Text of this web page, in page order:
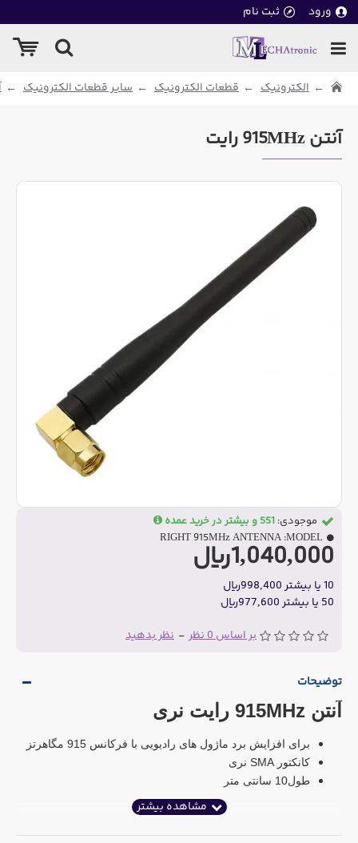
ورود ثبت نام
الکترونیک قطعات الکترونیک سایر قطعات الکترونیک
آنتن 915MHz رایت
بر اساس 0 نظر - نظر بدهید
1,040,000ریال
10 یا بیشتر 998,400ریال
50 یا بیشتر 977,600ریال
موجودی: 551 و بیشتر در خرید عمده
MODEL:
RIGHT 915MHz ANTENNA
توضیحات
آنتن 915MHz رایت نری
برای افزایش برد ماژول های رادیویی با فرکانس 915 مگاهرتز
کانکتور SMA نری
طول10 سانتی متر